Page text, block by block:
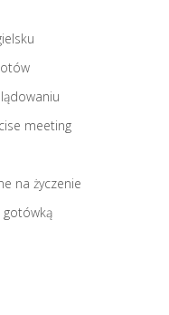
meeting
na życzenie
gotówką